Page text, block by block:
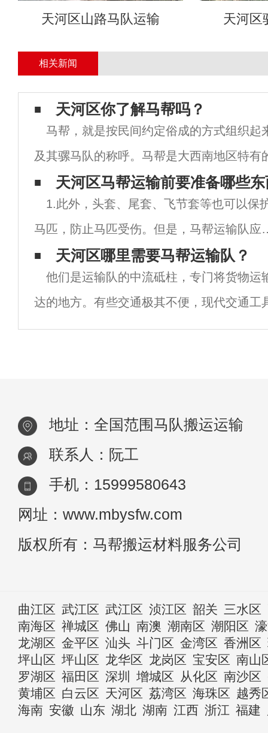
天河区山路马队运输 天河区
相关新闻
天河区你了解马帮吗？
马帮，就是按民间约定俗成的方式组织起
及其骡马队的称呼。马帮是大西南地区特有
方式，它也是茶马古道主要的运载手段，面
化的环境、生死与共特殊的生存方式形成马
天河区马帮运输前要准备哪些
1.此外，头套、尾套、飞节套等也可以保
马匹，防止马匹受伤。但是，马帮运输队应
据每匹马的不同特点考虑护具的选择和使用
2.马尾套，马帮运输一切都准备好了，可以
车运输。马对人的行为反应非常敏感，能感
天河区哪里需要马帮运输队？
他们是运输队的中流砥柱，专门将货物运
达的地方。有些交通极其不便，现代交通工
备和材料运输到施工现场。因此，成千上万
地址：全国范围马队搬运运输
联系人：阮工
手机：15999580643
网址：www.mbysfw.com
版权所有：马帮搬运材料服务公司
曲江区 武江区 武江区 浈江区 韶关 三水区
南海区 禅城区 佛山 南澳 潮南区 潮阳区
龙湖区 金平区 汕头 斗门区 金湾区 香洲区
坪山区 坪山区 龙华区 龙岗区 宝安区 南山
罗湖区 福田区 深圳 增城区 从化区 南沙区
黄埔区 白云区 天河区 荔湾区 海珠区 越秀
海南 安徽 山东 湖北 湖南 江西 浙江 福建